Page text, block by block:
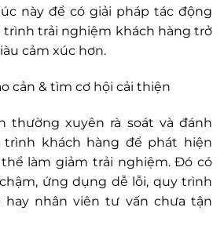
này để có giải pháp tác động
trải nghiệm khách hàng trở
cảm xúc hơn.
cản & tìm cơ hội cải thiện
thường xuyên rà soát và đánh
khách hàng để phát hiện
làm giảm trải nghiệm. Đó có
ứng dụng dễ lỗi, quy trình
hay nhân viên tư vấn chưa tận